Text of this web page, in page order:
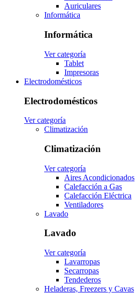
Auriculares
Informática
Informática
Ver categoría
Tablet
Impresoras
Electrodomésticos
Electrodomésticos
Ver categoría
Climatización
Climatización
Ver categoría
Aires Acondicionados
Calefacción a Gas
Calefacción Eléctrica
Ventiladores
Lavado
Lavado
Ver categoría
Lavarropas
Secarropas
Tendederos
Heladeras, Freezers y Cavas